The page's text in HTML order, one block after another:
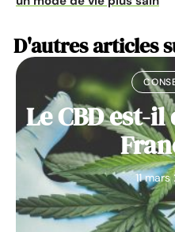
D'autres articles
Le CBD est-
11